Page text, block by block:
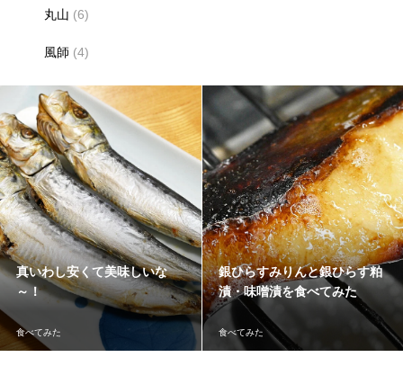
丸山 (6)
風師 (4)
真いわし安くて美味しいな
～！
食べてみた
銀ひらすみりんと銀ひらす粕
漬・味噌漬を食べてみた
食べてみた